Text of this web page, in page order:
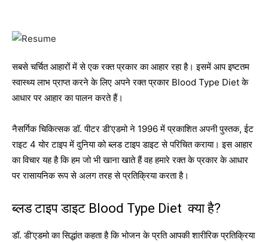
सबसे चर्चित आहारों में से एक रक्त प्रकार का आहार रहा है। इसमें आप इष्टतम
स्वास्थ्य लाभ प्राप्त करने के लिए अपने रक्त प्रकार Blood Type Diet के
आधार पर आहार का पालन करते हैं।
नैसर्गिक चिकित्सक डॉ. पीटर डी’एडमो ने 1996 में प्रकाशित अपनी पुस्तक, ईट
राइट 4 योर टाइप में दुनिया को ब्लड टाइप डाइट से परिचित कराया। इस आहार
का विचार यह है कि हम जो भी खाना खाते हैं वह हमारे रक्त के प्रकार के आधार
पर रासायनिक रूप से अलग तरह से प्रतिक्रिया करता है।
ब्लड टाइप डाइट Blood Type Diet क्या है?
डॉ. डी’एडमो का सिद्धांत कहता है कि भोजन के प्रति आपकी शारीरिक प्रतिक्रिया